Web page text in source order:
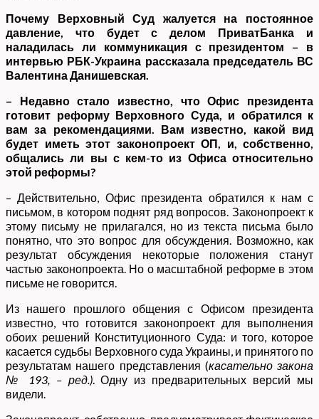
Почему Верховный Суд жалуется на постоянное
давление, что будет с делом ПриватБанка и
наладилась ли коммуникация с президентом – в
интервью РБК-Украина рассказала председатель ВС
Валентина Данишевская.
– Недавно стало известно, что Офис президента
готовит реформу Верховного Суда, и обратился к
вам за рекомендациями. Вам известно, какой вид
будет иметь этот законопроект ОП, и, собственно,
общались ли вы с кем-то из Офиса относительно
этой реформы?
– Действительно, Офис президента обратился к нам с
письмом, в котором поднят ряд вопросов. Законопроект к
этому письму не прилагался, но из текста письма было
понятно, что это вопрос для обсуждения. Возможно, как
результат обсуждения некоторые положения станут
частью законопроекта. Но о масштабной реформе в этом
письме не говорится.
Из нашего прошлого общения с Офисом президента
известно, что готовится законопроект для выполнения
обоих решений Конституционного Суда: и того, которое
касается судьбы Верховного суда Украины, и принятого по
результатам нашего представления (касательно закона
№ 193, – ред.). Одну из предварительных версий мы
видели.